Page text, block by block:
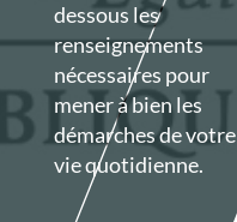
dessous les
renseignements
nécessaires pour
mener à bien les
démarches de votre
vie quotidienne.